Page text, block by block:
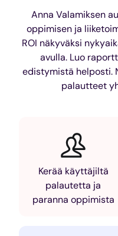
Anna Valamiksen
oppimisen ja
ROI näkyväksi
avulla. Luo
edistymistä helposti.
palautteet
Kerää käyttäjiltä
palautetta ja
paranna oppimista